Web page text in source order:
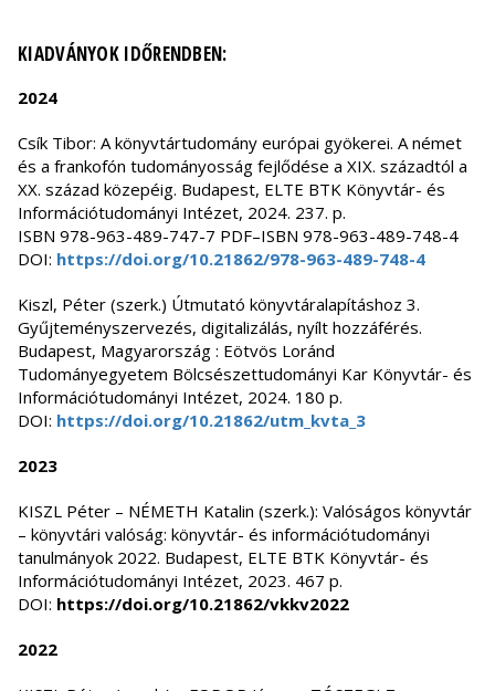
KIADVÁNYOK IDŐRENDBEN:
2024
Csík Tibor: A könyvtártudomány európai gyökerei. A német
és a frankofón tudományosság fejlődése a XIX. századtól a
XX. század közepéig. Budapest, ELTE BTK Könyvtár- és
Információtudományi Intézet, 2024. 237. p.
ISBN 978-963-489-747-7 PDF–ISBN 978-963-489-748-4
DOI: https://doi.org/10.21862/978-963-489-748-4
Kiszl, Péter (szerk.) Útmutató könyvtáralapításhoz 3.
Gyűjteményszervezés, digitalizálás, nyílt hozzáférés.
Budapest, Magyarország : Eötvös Loránd
Tudományegyetem Bölcsészettudományi Kar Könyvtár- és
Információtudományi Intézet, 2024. 180 p.
DOI: https://doi.org/10.21862/utm_kvta_3
2023
KISZL Péter – NÉMETH Katalin (szerk.): Valóságos könyvtár
– könyvtári valóság: könyvtár- és információtudományi
tanulmányok 2022. Budapest, ELTE BTK Könyvtár- és
Információtudományi Intézet, 2023. 467 p.
DOI: https://doi.org/10.21862/vkkv2022
2022